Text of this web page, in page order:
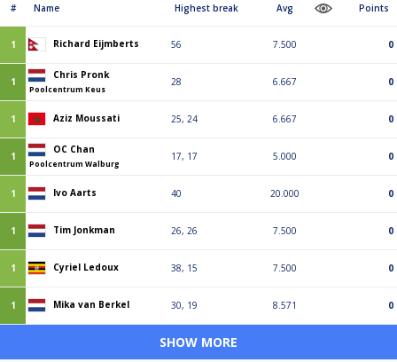
# Name Highest break Avg Points
1 Richard Eijmberts 56 7.500 0
1
Chris Pronk
Poolcentrum Keus
28 6.667 0
1 Aziz Moussati 25, 24 6.667 0
1
OC Chan
Poolcentrum Walburg
17, 17 5.000 0
1 Ivo Aarts 40 20.000 0
1 Tim Jonkman 26, 26 7.500 0
1 Cyriel Ledoux 38, 15 7.500 0
1 Mika van Berkel 30, 19 8.571 0
SHOW MORE